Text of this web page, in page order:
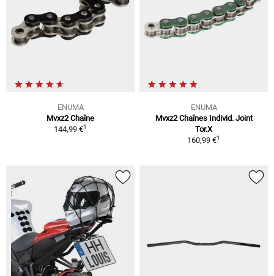
ENUMA
Mvxz2 Chaîne
144,99 €1
ENUMA
Mvxz2 Chaînes Individ. Joint
Tor.X
160,99 €1